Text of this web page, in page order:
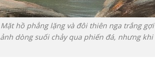
Mặt hồ phẳng lặng và đôi thiên nga trắng
ảnh dòng suối chảy qua phiến đá, nhưng